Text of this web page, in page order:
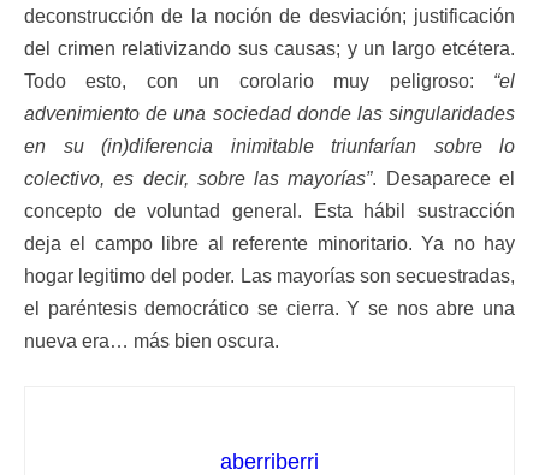
deconstrucción de la noción de desviación; justificación
del crimen relativizando sus causas; y un largo etcétera.
Todo esto, con un corolario muy peligroso: “el
advenimiento de una sociedad donde las singularidades
en su (in)diferencia inimitable triunfarían sobre lo
colectivo, es decir, sobre las mayorías”. Desaparece el
concepto de voluntad general. Esta hábil sustracción
deja el campo libre al referente minoritario. Ya no hay
hogar legitimo del poder. Las mayorías son secuestradas,
el paréntesis democrático se cierra. Y se nos abre una
nueva era… más bien oscura.
aberriberri